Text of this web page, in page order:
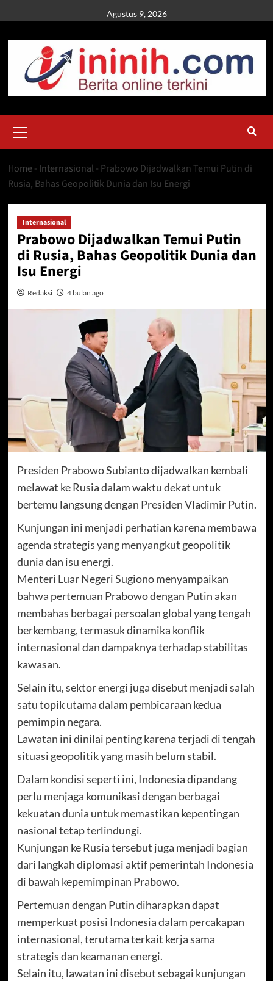
to
content
Agustus 9, 2026
Menu
Home - Internasional - Prabowo Dijadwalkan Temui Putin di
Rusia, Bahas Geopolitik Dunia dan Isu Energi
Internasional
Prabowo Dijadwalkan Temui Putin
di Rusia, Bahas Geopolitik Dunia dan
Isu Energi
Redaksi 4 bulan ago
Presiden Prabowo Subianto dijadwalkan kembali
melawat ke Rusia dalam waktu dekat untuk
bertemu langsung dengan Presiden Vladimir Putin.
Kunjungan ini menjadi perhatian karena membawa
agenda strategis yang menyangkut geopolitik
dunia dan isu energi.
Menteri Luar Negeri Sugiono menyampaikan
bahwa pertemuan Prabowo dengan Putin akan
membahas berbagai persoalan global yang tengah
berkembang, termasuk dinamika konflik
internasional dan dampaknya terhadap stabilitas
kawasan.
Selain itu, sektor energi juga disebut menjadi salah
satu topik utama dalam pembicaraan kedua
pemimpin negara.
Lawatan ini dinilai penting karena terjadi di tengah
situasi geopolitik yang masih belum stabil.
Dalam kondisi seperti ini, Indonesia dipandang
perlu menjaga komunikasi dengan berbagai
kekuatan dunia untuk memastikan kepentingan
nasional tetap terlindungi.
Kunjungan ke Rusia tersebut juga menjadi bagian
dari langkah diplomasi aktif pemerintah Indonesia
di bawah kepemimpinan Prabowo.
Pertemuan dengan Putin diharapkan dapat
memperkuat posisi Indonesia dalam percakapan
internasional, terutama terkait kerja sama
strategis dan keamanan energi.
Selain itu, lawatan ini disebut sebagai kunjungan